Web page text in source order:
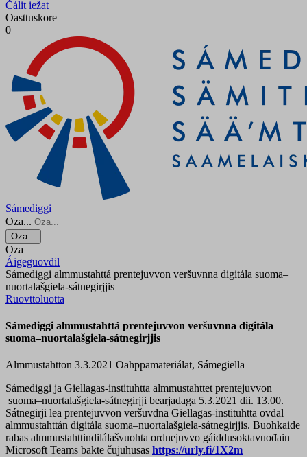
Čálit iežat
Oasttuskore
0
Sámediggi
Oza...
Oza...
Oza
Áigeguovdil
Sámediggi almmustahttá prentejuvvon veršuvnna digitála suoma–
nuortalašgiela-sátnegirjjis
Ruovttoluotta
Sámediggi almmustahttá prentejuvvon veršuvnna digitála
suoma–nuortalašgiela-sátnegirjjis
Almmustahtton 3.3.2021 Oahppamateriálat, Sámegiella
Sámediggi ja Giellagas-instituhtta almmustahttet prentejuvvon
suoma–nuortalašgiela-sátnegirjji bearjadaga 5.3.2021 dii. 13.00.
Sátnegirji lea prentejuvvon veršuvdna Giellagas-instituhtta ovdal
almmustahttán digitála suoma–nuortalašgiela-sátnegirjjis. Buohkaide
rabas almmustahttindilálašvuohta ordnejuvvo gáiddusoktavuođain
Microsoft Teams bakte čujuhusas https://urly.fi/1X2m